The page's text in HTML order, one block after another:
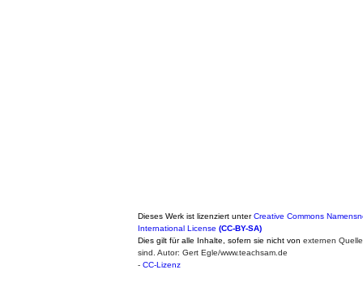
Dieses Werk ist lizenziert unterCreative Commons
International License (CC-BY-SA)
Dies gilt für alle Inhalte, sofern sie nicht von externen
sind. Autor: Gert Egle/www.teachsam.de
- CC-Lizenz